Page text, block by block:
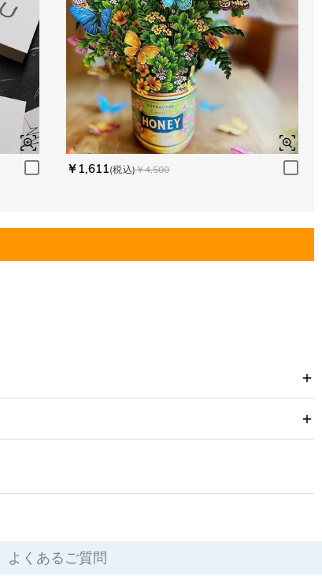
￥1,611(税込)￥4,500
よくあるご質問